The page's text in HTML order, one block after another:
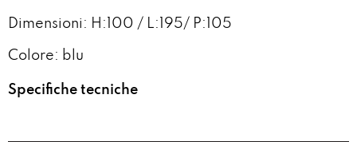
Dimensioni: H:100 / L:195/ P:105
Colore: blu
Specifiche tecniche